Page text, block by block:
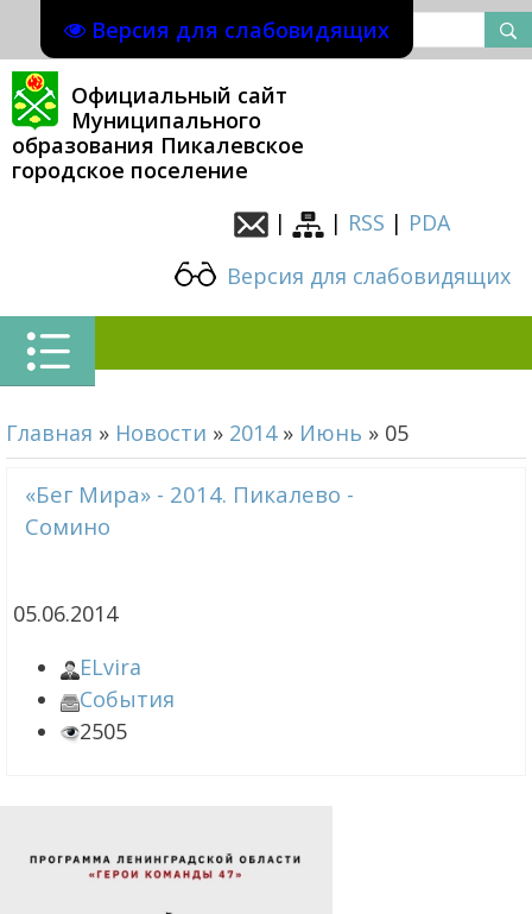
Версия для слабовидящих
Официальный сайт
Муниципального
образования Пикалевское
городское поселение
|
| RSS | PDA
Версия для слабовидящих
Главная » Новости » 2014 » Июнь » 05
«Бег Мира» - 2014. Пикалево -
Сомино
05.06.2014
ELvira
События
2505